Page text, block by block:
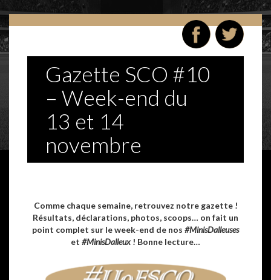
Gazette SCO #10
– Week-end du
13 et 14
novembre
Comme chaque semaine, retrouvez notre gazette !
Résultats, déclarations, photos, scoops… on fait un
point complet sur le week-end de nos #MinisDalleuses
et #MinisDalleux! Bonne lecture…